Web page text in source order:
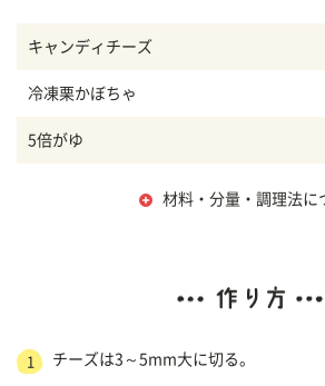
キャンディチーズ
冷凍栗かぼちゃ
5倍がゆ
材料・分量・調理法に
1 チーズは3～5mm大に切る。